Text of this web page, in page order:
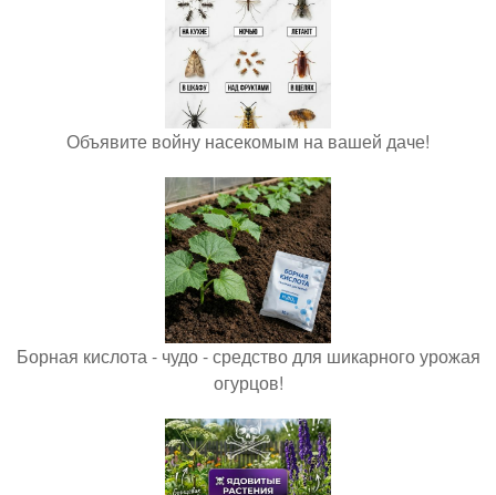
Объявите войну насекомым на вашей даче!
Борная кислота - чудо - средство для шикарного урожая
огурцов!